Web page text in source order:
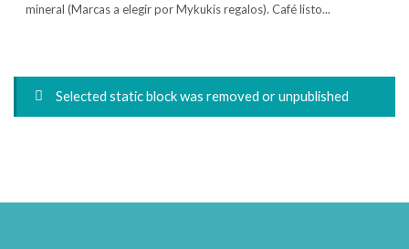
57,00€
mineral (Marcas a elegir por Mykukis regalos). Café listo...
Selected static block was removed or unpublished